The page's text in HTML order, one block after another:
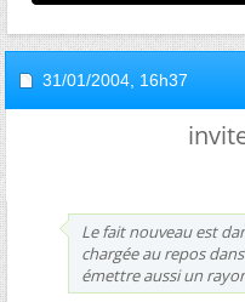
31/01/2004, 16h37
Le fait nouveau est
chargée au repos
émettre aussi un